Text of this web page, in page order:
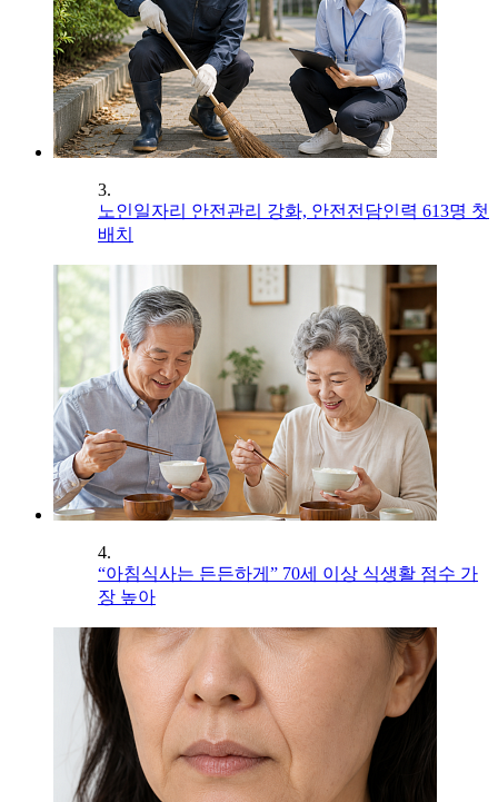
3.
노인일자리 안전관리 강화, 안전전담인력 613명 첫
배치
4.
“아침식사는 든든하게” 70세 이상 식생활 점수 가
장 높아